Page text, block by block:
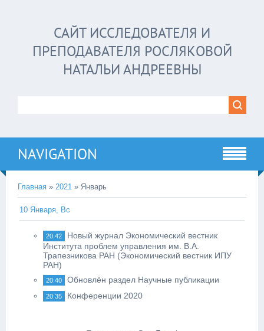
САЙТ ИССЛЕДОВАТЕЛЯ И
ПРЕПОДАВАТЕЛЯ РОСЛЯКОВОЙ
НАТАЛЬИ АНДРЕЕВНЫ
NAVIGATION
Главная » 2021 » Январь
10 Января, Вс
20:42
Новый журнал Экономический вестник
Института проблем управления им. В.А.
Трапезникова РАН (Экономический вестник ИПУ
РАН)
20:40 Обновлён раздел Научные публикации
20:35 Конференции 2020